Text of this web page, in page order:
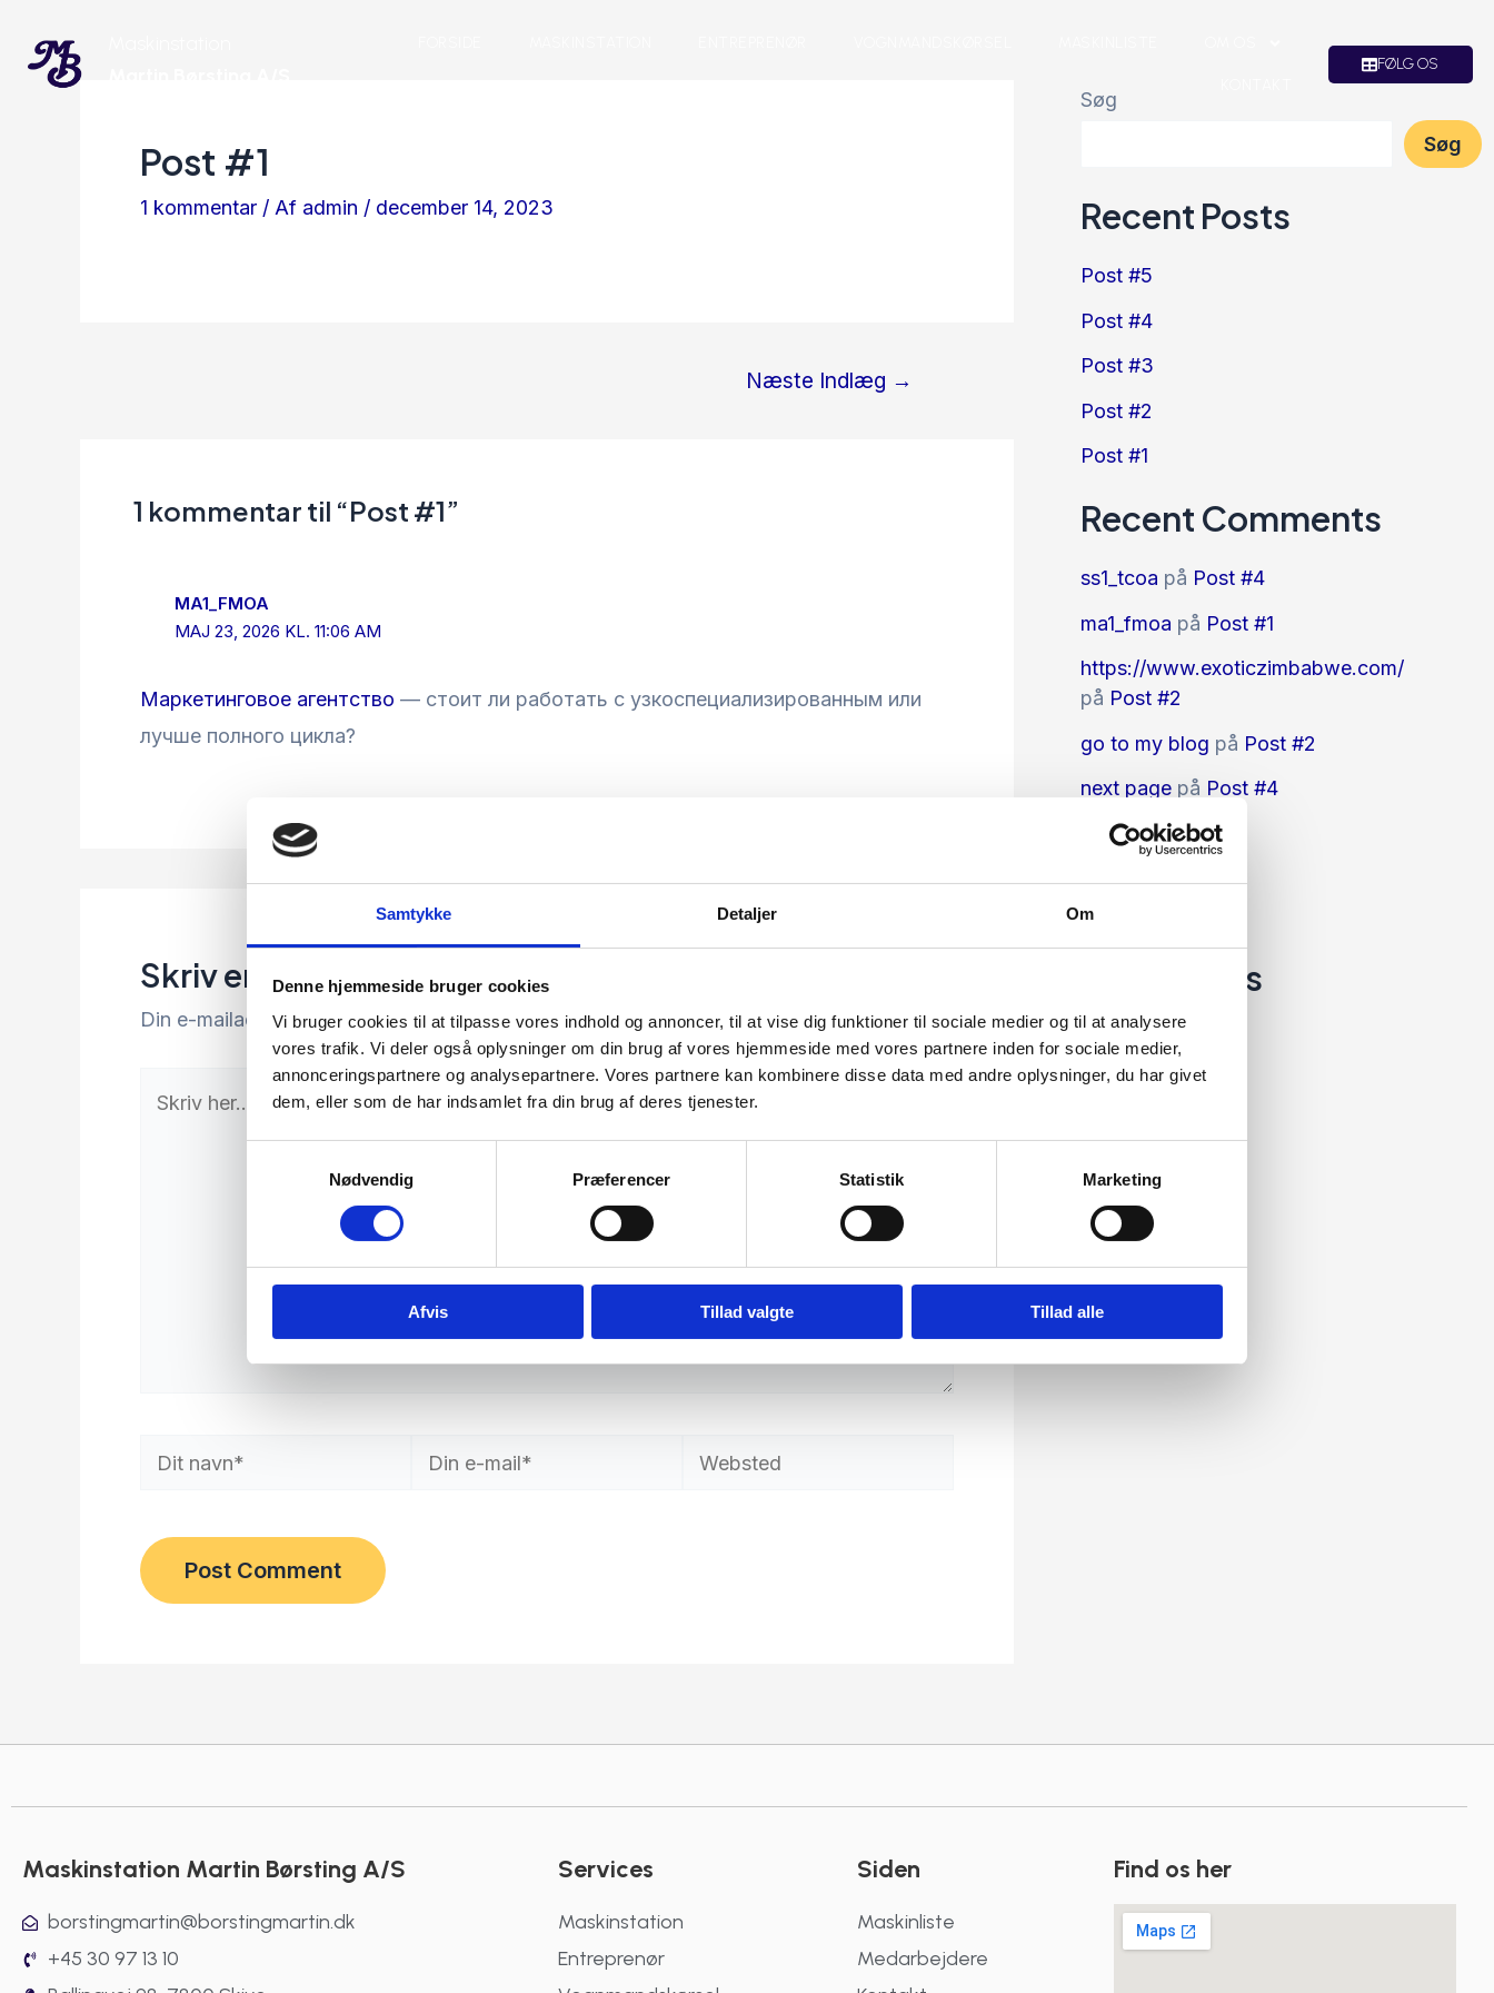
Samtykke Detaljer Om
Denne hjemmeside bruger cookies
Vi bruger cookies til at tilpasse vores indhold og annoncer, til at vise dig funktioner til sociale medier og til at analysere
vores trafik. Vi deler også oplysninger om din brug af vores hjemmeside med vores partnere inden for sociale medier,
annonceringspartnere og analysepartnere. Vores partnere kan kombinere disse data med andre oplysninger, du har givet
dem, eller som de har indsamlet fra din brug af deres tjenester.
Nødvendig
Præferencer Statistik Marketing
Afvis Tillad valgte Tillad alle
indholdet
FØLG OS
Post #1
1 kommentar / Af admin / december 14, 2023
Næste Indlæg →
1 kommentar til “Post #1”
MA1_FMOA
MAJ 23, 2026 KL. 11:06 AM
Маркетинговое агентство — стоит ли работать с узкоспециализированным или
лучше полного цикла?
Skriv en kommentar
Din e-mailadresse vil ikke blive publiceret. Krævede felter er markeret med *
Dit
Din
Websted
Søg
Søg
Recent Posts
Post #5
Post #4
Post #3
Post #2
Post #1
Recent Comments
ss1_tcoa på Post #4
ma1_fmoa på Post #1
https://www.exoticzimbabwe.com/
på Post #2
go to my blog på Post #2
next page på Post #4
Archives
december 2023
Categories
Uncategorized
Maskinstation Martin Børsting A/S
borstingmartin@borstingmartin.dk
+45 30 97 13 10
Services
Maskinstation
Entreprenør
Siden
Maskinliste
Medarbejdere
Find os her